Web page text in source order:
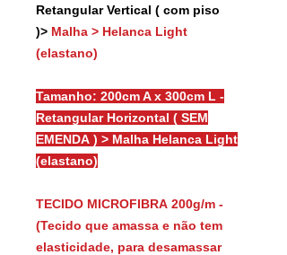
Retangular Vertical ( com piso
)> Malha > Helanca Light
(elastano)
Tamanho: 200cm A x 300cm L -
Retangular Horizontal ( SEM
EMENDA ) > Malha Helanca Light
(elastano)
TECIDO MICROFIBRA 200g/m -
(Tecido que amassa e não tem
elasticidade, para desamassar